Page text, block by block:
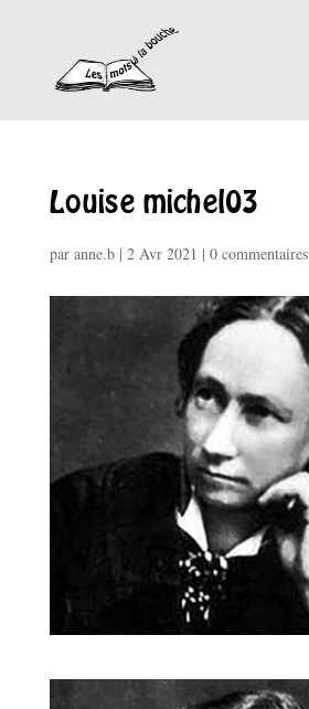
Louise michel03
par anne.b| 2 Avr 2021 | 0 commentaires